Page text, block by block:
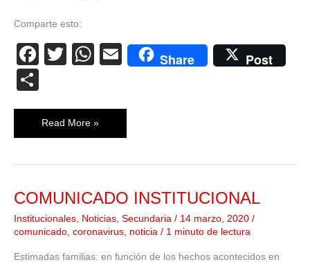
Comparte esto:
F
e
b
o
o
k
T
er
W
s
A
p
p
E
Share Post
m
p
ar
tir
Read More »
COMUNICADO INSTITUCIONAL
Institucionales Noticias Secundaria / 14 marzo, 2020 /
comunicado coronavirus noticia / 1 minuto de lectura
Estimadas familias: en función de los hechos acontecidos en
COMUNICADO